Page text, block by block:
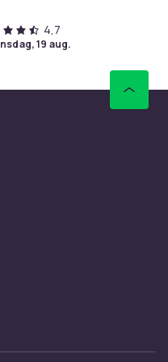
4,7
onsdag, 19 aug.